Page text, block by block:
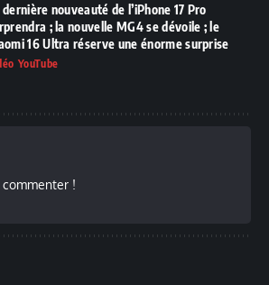
dernière nouveauté de l’iPhone 17 Pro
; la nouvelle MG4 se dévoile ; le
16 Ultra réserve une énorme surprise
YouTube
!